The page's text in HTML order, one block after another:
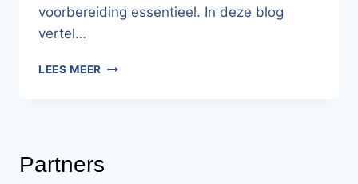
voorbereiding essentieel. In deze blog
vertel…
LEES MEER WAAROM
MOETEN
Partners